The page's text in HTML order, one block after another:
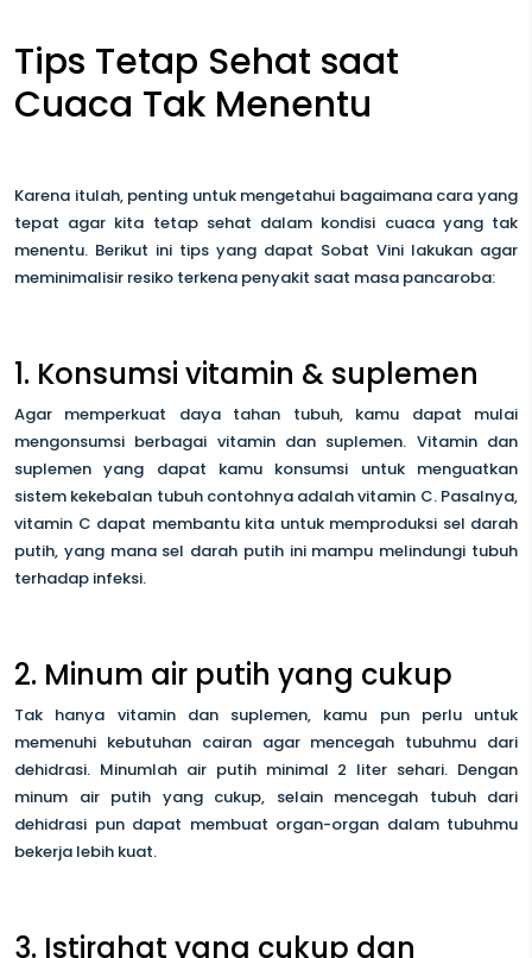
Tips Tetap Sehat saat
Cuaca Tak Menentu
Karena itulah, penting untuk mengetahui bagaimana cara yang
tepat agar kita tetap sehat dalam kondisi cuaca yang tak
menentu. Berikut ini tips yang dapat Sobat Vini lakukan agar
meminimalisir resiko terkena penyakit saat masa pancaroba:
1. Konsumsi vitamin & suplemen
Agar memperkuat daya tahan tubuh, kamu dapat mulai
mengonsumsi berbagai vitamin dan suplemen. Vitamin dan
suplemen yang dapat kamu konsumsi untuk menguatkan
sistem kekebalan tubuh contohnya adalah vitamin C. Pasalnya,
vitamin C dapat membantu kita untuk memproduksi sel darah
putih, yang mana sel darah putih ini mampu melindungi tubuh
terhadap infeksi.
2. Minum air putih yang cukup
Tak hanya vitamin dan suplemen, kamu pun perlu untuk
memenuhi kebutuhan cairan agar mencegah tubuhmu dari
dehidrasi. Minumlah air putih minimal 2 liter sehari. Dengan
minum air putih yang cukup, selain mencegah tubuh dari
dehidrasi pun dapat membuat organ-organ dalam tubuhmu
bekerja lebih kuat.
3. Istirahat yang cukup dan